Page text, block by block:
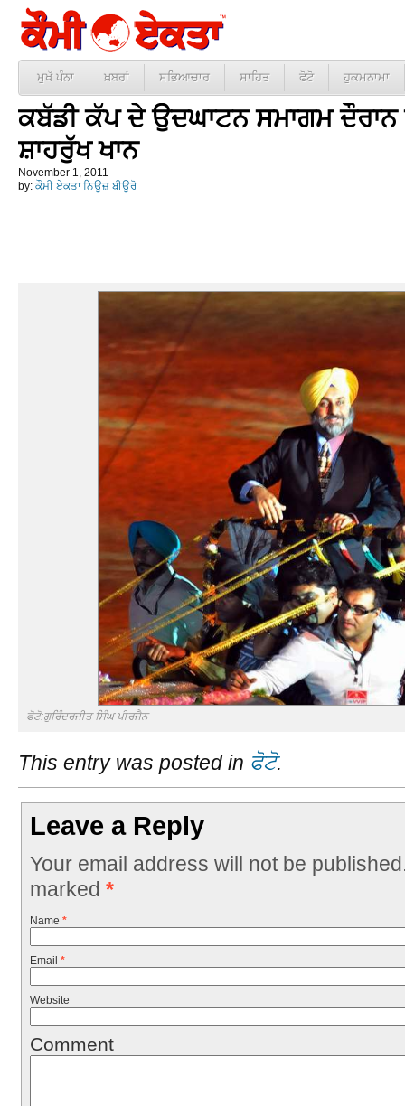
ਮੁਖੱ ਪੰਨਾ ਖ਼ਬਰਾਂ ਸਭਿਆਚਾਰ ਸਾਹਿਤ ਫੋਟੋ ਹੁਕਮਨਾਮਾ
ਕਬੱਡੀ ਕੱਪ ਦੇ ਉਦਘਾਟਨ ਸਮਾਗਮ
ਸ਼ਾਹਰੁੱਖ ਖਾਨ
November 1, 2011
by: ਕੌਮੀ ਏਕਤਾ ਨਿਊਜ਼ ਬੀਊਰੋ
ਫੋਟੋ:ਗੁਰਿੰਦਰਜੀਤ ਸਿੰਘ ਪੀਰਜੈਨ
This entry was posted in ਫੋਟੋ.
Leave a Reply
Your email address will not be
marked *
Name *
Email *
Website
Comment